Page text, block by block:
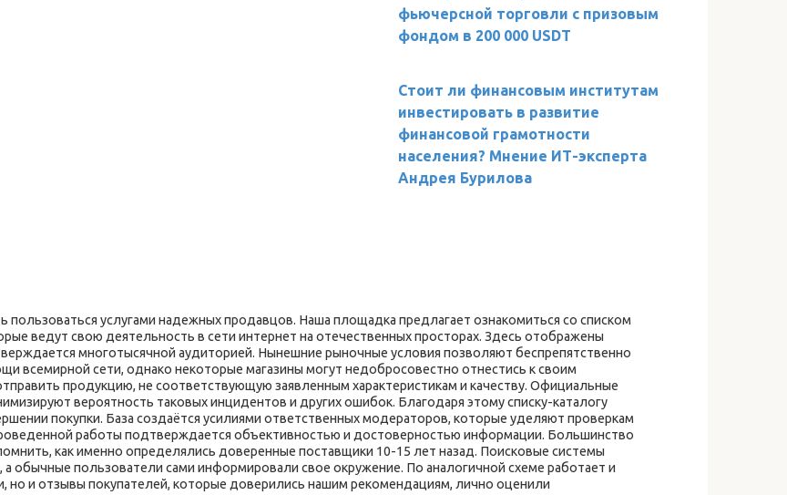
фьючерсной торговли с призовым
фондом в 200 000 USDT
Стоит ли финансовым институтам
инвестировать в развитие
финансовой грамотности
населения? Мнение ИТ-эксперта
Андрея Бурилова
услугами надежных продавцов. Наша площадка предлагает ознакомиться со списком
ведут свою деятельность в сети интернет на отечественных просторах. Здесь отображены
многотысячной аудиторией. Нынешние рыночные условия позволяют беспрепятственно
всемирной сети, однако некоторые магазины могут недобросовестно отнестись к своим
продукцию, не соответствующую заявленным характеристикам и качеству. Официальные
вероятность таковых инцидентов и других ошибок. Благодаря этому списку-каталогу
покупки. База создаётся усилиями ответственных модераторов, которые уделяют проверкам
работы подтверждается объективностью и достоверностью информации. Большинство
как именно определялись доверенные поставщики 10-15 лет назад. Поисковые системы
обычные пользователи сами информировали свое окружение. По аналогичной схеме работает и
но и отзывы покупателей, которые доверились нашим рекомендациям, лично оценили